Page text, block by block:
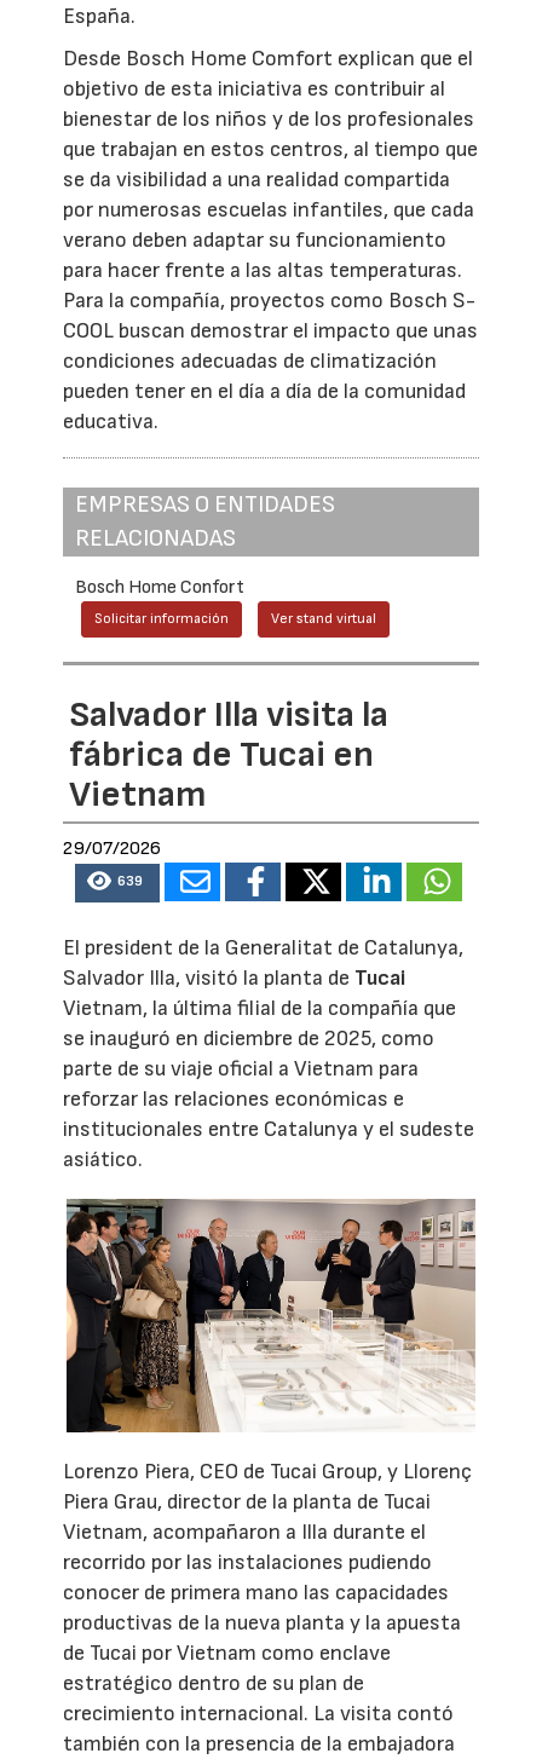
España.
Desde Bosch Home Comfort explican que el
objetivo de esta iniciativa es contribuir al
bienestar de los niños y de los profesionales
que trabajan en estos centros, al tiempo que
se da visibilidad a una realidad compartida
por numerosas escuelas infantiles, que cada
verano deben adaptar su funcionamiento
para hacer frente a las altas temperaturas.
Para la compañía, proyectos como Bosch S-
COOL buscan demostrar el impacto que unas
condiciones adecuadas de climatización
pueden tener en el día a día de la comunidad
educativa.
EMPRESAS O ENTIDADES
RELACIONADAS
Bosch Home Confort
Solicitar información Ver stand virtual
Salvador Illa visita la
fábrica de Tucai en
Vietnam
29/07/2026
639
El president de la Generalitat de Catalunya,
Salvador Illa, visitó la planta de Tucai
Vietnam, la última filial de la compañía que
se inauguró en diciembre de 2025, como
parte de su viaje oficial a Vietnam para
reforzar las relaciones económicas e
institucionales entre Catalunya y el sudeste
asiático.
Lorenzo Piera, CEO de Tucai Group, y Llorenç
Piera Grau, director de la planta de Tucai
Vietnam, acompañaron a Illa durante el
recorrido por las instalaciones pudiendo
conocer de primera mano las capacidades
productivas de la nueva planta y la apuesta
de Tucai por Vietnam como enclave
estratégico dentro de su plan de
crecimiento internacional. La visita contó
también con la presencia de la embajadora